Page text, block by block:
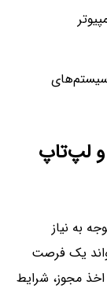
سیستم‌های
و لپ‌تاپ
به نیاز
یک فرصت
مجوز، شرایط